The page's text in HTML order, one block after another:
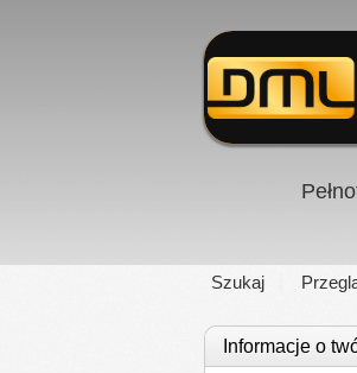
Szukaj
Informacje o